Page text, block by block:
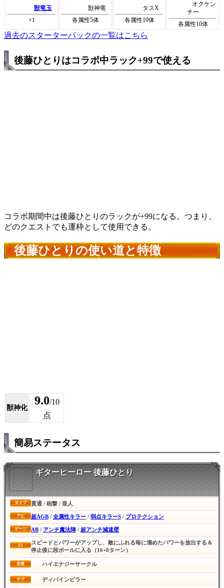
獣竜玉
×1
獣神竜
各属性5体
タスX
各属性10体
オクケン
チー
各属性10体
過去のスターターパックの一覧はこちら
後藤ひとりはコラボ中ラック+99で使える
コラボ期間中は後藤ひとりのラックが+99になる。つまり、
どのクエストでも運枠として使用できる。
後藤ひとりの使い道と特徴
獣神化
9.0/10
点
簡易ステータス
ギターヒーロー 後藤ひとり
タイプ 貫通 / 砲撃 / 亜人
アビ 超AGB / 全属性キラー / 弱点キラーS / プロテクション
ゲージ AB / アンチ魔法陣 / 超アンチ減速壁
SS
スピードとパワーがアップし、敵にふれる毎に溜めたパワーを放出する＆
停止後に段ボールに入る（16+8ターン）
友情 ハイエナジーサークル
サブ ディバインピラー